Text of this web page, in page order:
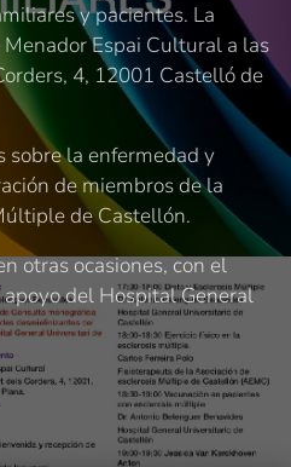
y pacientes. La
Espai Cultural a las
4, 12001 Castelló de
sobre la enfermedad y
de miembros de la
de Castellón.
otras ocasiones, con el
del Hospital General